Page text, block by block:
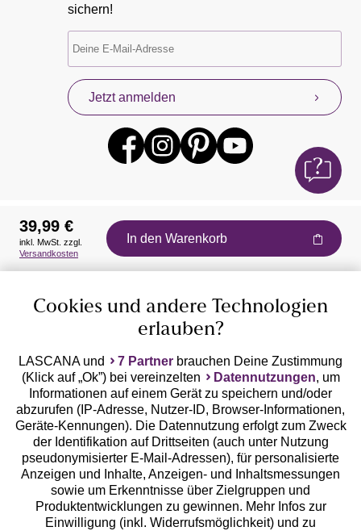
sichern!
Jetzt anmelden
Auszeichnungen
Geprüfte Sicherheit
Unsere Apps
39,99 €
inkl. MwSt. zzgl.
Versandkosten
In den Warenkorb
Cookies und andere Technologien
erlauben?
LASCANA und 7 Partner brauchen Deine Zustimmung
(Klick auf „Ok”) bei vereinzelten
Datennutzungen, um
Informationen auf einem Gerät zu speichern und/oder
abzurufen (IP-Adresse, Nutzer-ID, Browser-Informationen,
Geräte-Kennungen). Die Datennutzung erfolgt zum Zweck
der Identifikation auf Drittseiten (auch unter Nutzung
pseudonymisierter E-Mail-Adressen), für personalisierte
Anzeigen und Inhalte, Anzeigen- und Inhaltsmessungen
sowie um Erkenntnisse über Zielgruppen und
Produktentwicklungen zu gewinnen. Mehr Infos zur
Einwilligung (inkl. Widerrufsmöglichkeit) und zu